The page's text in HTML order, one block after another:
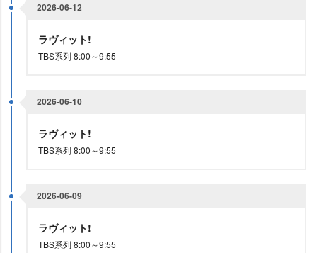
2026-06-12
ラヴィット!
TBS系列 8:00～9:55
2026-06-10
ラヴィット!
TBS系列 8:00～9:55
2026-06-09
ラヴィット!
TBS系列 8:00～9:55